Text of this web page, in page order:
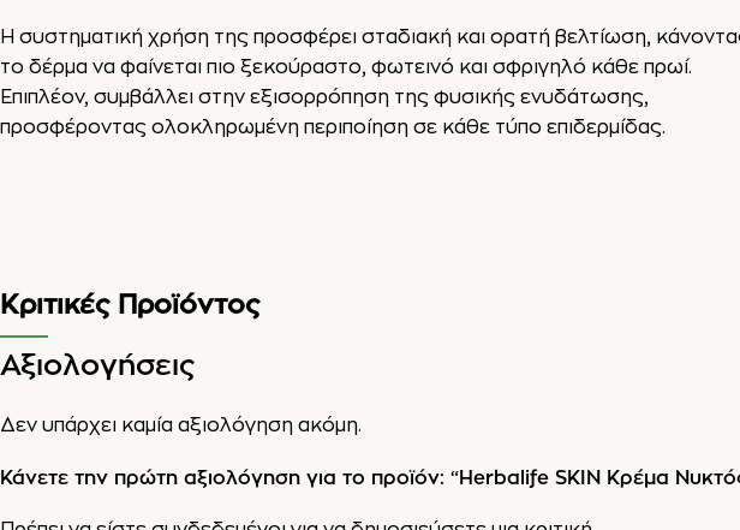
Η συστηματική χρήση της προσφέρει σταδιακή και ορατή βελτίωση,
το δέρμα να φαίνεται πιο ξεκούραστο, φωτεινό και σφριγηλό κάθε πρωί.
Επιπλέον, συμβάλλει στην εξισορρόπηση της φυσικής ενυδάτωσης,
προσφέροντας ολοκληρωμένη περιποίηση σε κάθε τύπο επιδερμίδας.
Κριτικές Προϊόντος
Αξιολογήσεις
Δεν υπάρχει καμία αξιολόγηση ακόμη.
Κάνετε την πρώτη αξιολόγηση για το προϊόν: “Herbalife SKIN Κρέμα